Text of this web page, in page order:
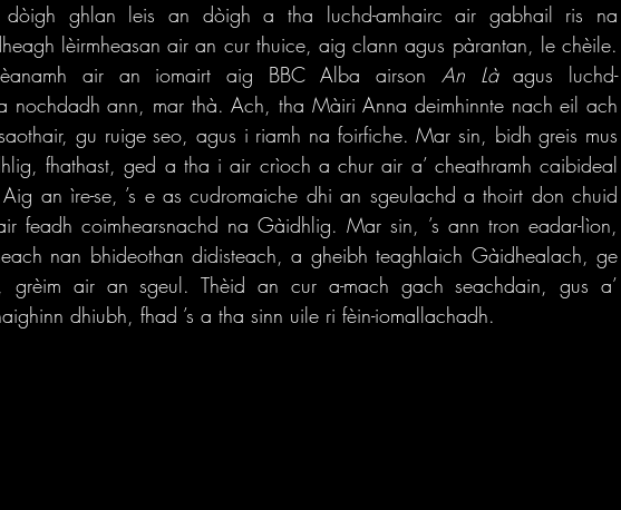
ghlan leis an dòigh a tha luchd-amhairc air gabhail ris na
lèirmheasan air an cur thuice, aig clann agus pàrantan, le chèile.
air an iomairt aig BBC Alba airson An Là agus luchd-
nochdadh ann, mar thà. Ach, tha Màiri Anna deimhinnte nach eil ach
gu ruige seo, agus i riamh na foirfiche. Mar sin, bidh greis mus
fhathast, ged a tha i air crìoch a chur air a’ cheathramh caibideal
an ìre-se, ’s e as cudromaiche dhi an sgeulachd a thoirt don chuid
feadh coimhearsnachd na Gàidhlig. Mar sin, ’s ann tron eadar-lìon,
nan bhideothan didisteach, a gheibh teaghlaich Gàidhealach, ge
air an sgeul. Thèid an cur a-mach gach seachdain, gus a’
dhiubh, fhad ’s a tha sinn uile ri fèin-iomallachadh.